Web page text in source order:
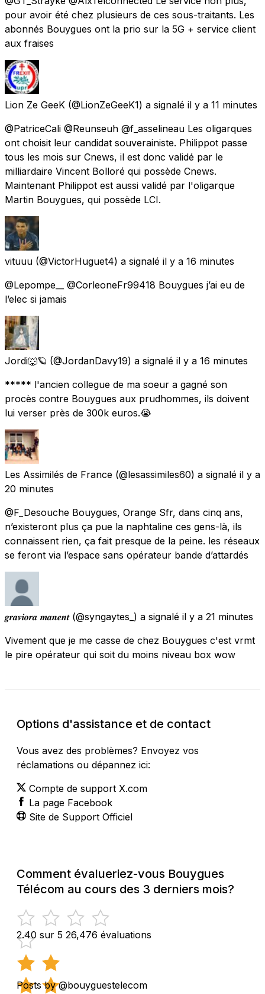
pour avoir été chez plusieurs de ces sous-traitants. Les
abonnés Bouygues ont la prio sur la 5G + service client
aux fraises
Lion Ze GeeK (@LionZeGeeK1) a signalé il y a 11 minutes
@PatriceCali @Reunseuh @f_asselineau Les oligarques
ont choisit leur candidat souverainiste. Philippot passe
tous les mois sur Cnews, il est donc validé par le
milliardaire Vincent Bolloré qui possède Cnews.
Maintenant Philippot est aussi validé par l'oligarque
Martin Bouygues, qui possède LCI.
vituuu (@VictorHuguet4) a signalé il y a 16 minutes
@Lepompe__ @CorleoneFr99418 Bouygues j’ai eu de
l’elec si jamais
Jordi🐺🪐 (@JordanDavy19) a signalé il y a 16 minutes
***** l'ancien collegue de ma soeur a gagné son
procès contre Bouygues aux prudhommes, ils doivent
lui verser près de 300k euros.😭
Les Assimilés de France (@lesassimiles60) a signalé il y a
20 minutes
@F_Desouche Bouygues, Orange Sfr, dans cinq ans,
n’existeront plus ça pue la naphtaline ces gens-là, ils
connaissent rien, ça fait presque de la peine. les réseaux
se feront via l’espace sans opérateur bande d’attardés
𝒈𝒓𝒂𝒗𝒊𝒐𝒓𝒂 𝒎𝒂𝒏𝒆𝒏𝒕 (@syngaytes_) a signalé il y a 21 minutes
Vivement que je me casse de chez Bouygues c'est vrmt
le pire opérateur qui soit du moins niveau box wow
Options d'assistance et de contact
Vous avez des problèmes? Envoyez vos
réclamations ou dépannez ici:
Compte de support X.com
La page Facebook
Site de Support Officiel
Comment évalueriez-vous Bouygues
Télécom au cours des 3 derniers mois?
2.40 sur 5 26,476 évaluations
Posts by @bouyguestelecom